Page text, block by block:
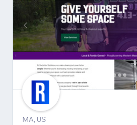
MA, US